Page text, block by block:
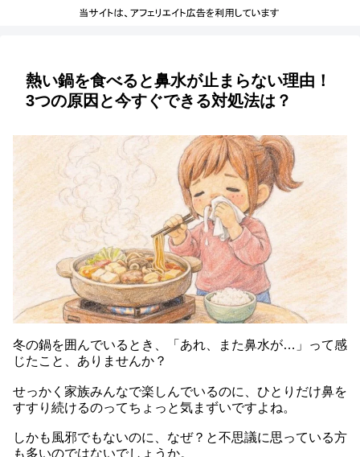
熱い鍋を食べると鼻水が止まらない理由！
3つの原因と今すぐできる対処法は？
冬の鍋を囲んでいるとき、「あれ、また鼻水が…」って感
じたこと、ありませんか？
せっかく家族みんなで楽しんでいるのに、ひとりだけ鼻を
すすり続けるのってちょっと気まずいですよね。
しかも風邪でもないのに、なぜ？と不思議に思っている方
も多いのではないでしょうか。